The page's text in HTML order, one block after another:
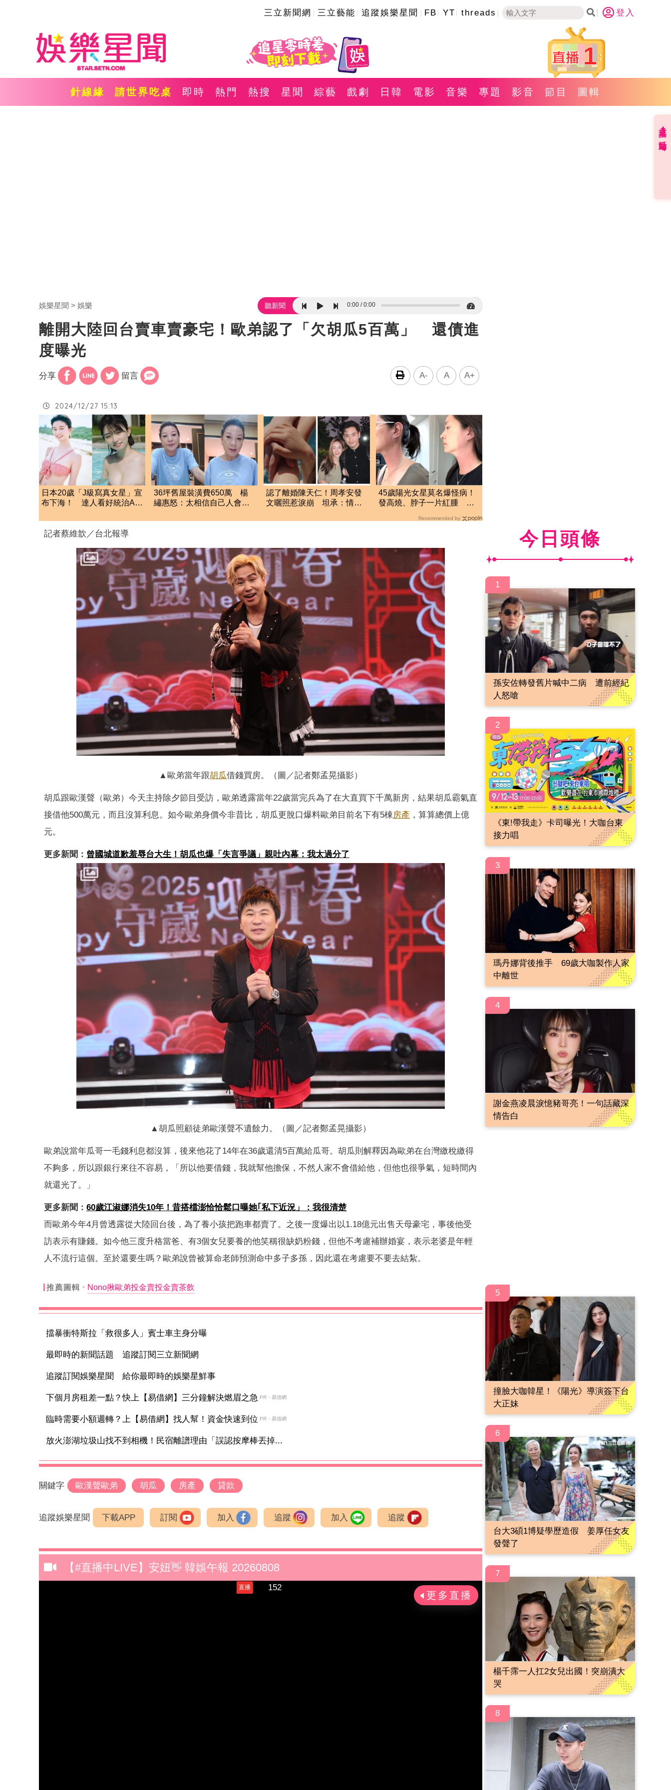
三立新聞網 三立藝能 追蹤娛樂星聞 FB YT threads 登入
1
針線緣 請世界吃桌 即時 熱門 熱搜 星聞 綜藝 戲劇 日韓 電影 音樂 專題 影音 節目 圖輯
娛樂星聞 娛樂 聽新聞 0:00 0:00
離開大陸回台賣車賣豪宅！歐弟認了「欠胡瓜5百萬」 還債進
度曝光
分享 留言 A- A A+
2024/12/27 15:13
日本20歲「J級寫真女星」宣
布下海！ 達人看好統治AV
36坪舊屋裝潢費650萬 楊
繡惠怒：太相信自己人會被
認了離婚陳天仁！周孝安發
文曬照惹淚崩 坦承：情緒
45歲陽光女星莫名爆怪病！
發高燒、脖子一片紅腫 床
Recommended by
記者蔡維歆／台北報導
▲歐弟當年跟胡瓜借錢買房。（圖／記者鄭孟晃攝影）
胡瓜跟歐漢聲（歐弟）今天主持除夕節目受訪，歐弟透露當年22歲當完兵為了在大直買下千萬新房，結果胡瓜霸氣直
接借他500萬元，而且沒算利息。如今歐弟身價今非昔比，胡瓜更脫口爆料歐弟目前名下有5棟房產 ，算算總價上億
元。
更多新聞： 曾國城道歉羞辱台大生！胡瓜也爆「失言爭議」親吐內幕：我太過分了
▲胡瓜照顧徒弟歐漢聲不遺餘力。（圖／記者鄭孟晃攝影）
歐弟說當年瓜哥一毛錢利息都沒算，後來他花了14年在36歲還清5百萬給瓜哥。胡瓜則解釋因為歐弟在台灣繳稅繳得
不夠多，所以跟銀行來往不容易，「所以他要借錢，我就幫他擔保，不然人家不會借給他，但他也很爭氣，短時間內
就還光了。」
更多新聞： 60歲江淑娜消失10年！昔搭檔澎恰恰鬆口曝她｢私下近況」：我很清楚
而歐弟今年4月曾透露從大陸回台後，為了養小孩把跑車都賣了。之後一度爆出以1.18億元出售天母豪宅，事後他受
訪表示有賺錢。如今他三度升格當爸、有3個女兒要養的他笑稱很缺奶粉錢，但他不考慮補辦婚宴，表示老婆是年輕
人不流行這個。至於還要生嗎？歐弟說曾被算命老師預測命中多子多孫，因此還在考慮要不要去結紮。
推薦圖輯 Nono揪歐弟投金賣投金賣茶飲
擋暴衝特斯拉「救很多人」賓士車主身分曝
最即時的新聞話題 追蹤訂閱三立新聞網
追蹤訂閱娛樂星聞 給你最即時的娛樂星鮮事
下個月房租差一點？快上【易借網】三分鐘解決燃眉之急 PR・易借網
臨時需要小額週轉？上【易借網】找人幫！資金快速到位 PR・易借網
放火澎湖垃圾山找不到相機！民宿離譜理由「誤認按摩棒丟掉...
關鍵字 歐漢聲歐弟 胡瓜 房產 貸款
追蹤娛樂星聞 下載APP 訂閱 加入 追蹤 加入 追蹤
【#直播中LIVE】安妞👋 韓娛午報 20260808
今日頭條
1
孫安佐轉發舊片喊中二病 遭前經紀
人怒嗆
2
《東!帶我走》卡司曝光！大咖台東
接力唱
3
瑪丹娜背後推手 69歲大咖製作人家
中離世
4
謝金燕凌晨淚憶豬哥亮！一句話藏深
情告白
5
撞臉大咖韓星！《陽光》導演簽下台
大正妹
6
台大3碩1博疑學歷造假 姜厚任女友
發聲了
7
楊千霈一人扛2女兒出國！突崩潰大
哭
8
直播✦活動